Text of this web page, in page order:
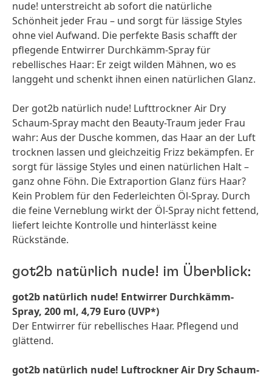
nude! unterstreicht ab sofort die natürliche
Schönheit jeder Frau – und sorgt für lässige Styles
ohne viel Aufwand. Die perfekte Basis schafft der
pflegende Entwirrer Durchkämm-Spray für
rebellisches Haar: Er zeigt wilden Mähnen, wo es
langgeht und schenkt ihnen einen natürlichen Glanz.
Der got2b natürlich nude! Lufttrockner Air Dry
Schaum-Spray macht den Beauty-Traum jeder Frau
wahr: Aus der Dusche kommen, das Haar an der Luft
trocknen lassen und gleichzeitig Frizz bekämpfen. Er
sorgt für lässige Styles und einen natürlichen Halt –
ganz ohne Föhn. Die Extraportion Glanz fürs Haar?
Kein Problem für den Federleichten Öl-Spray. Durch
die feine Verneblung wirkt der Öl-Spray nicht fettend,
liefert leichte Kontrolle und hinterlässt keine
Rückstände.
got2b natürlich nude! im Überblick:
got2b natürlich nude! Entwirrer Durchkämm-
Spray, 200 ml, 4,79 Euro(UVP*)
Der Entwirrer für rebellisches Haar. Pflegend und
glättend.
got2b natürlich nude! Luftrockner Air Dry Schaum-